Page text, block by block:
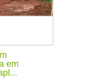
em